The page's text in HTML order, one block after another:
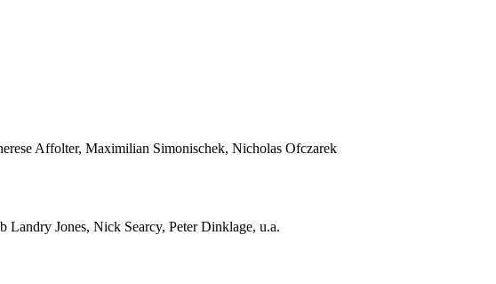
Affolter, Maximilian Simonischek, Nicholas Ofczarek
Jones, Nick Searcy, Peter Dinklage, u.a.